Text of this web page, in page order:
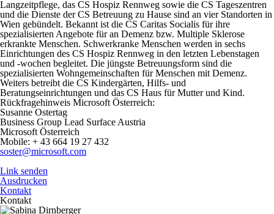
Langzeitpflege, das CS Hospiz Rennweg sowie die CS Tageszentren
und die Dienste der CS Betreuung zu Hause sind an vier Standorten in
Wien gebündelt. Bekannt ist die CS Caritas Socialis für ihre
spezialisierten Angebote für an Demenz bzw. Multiple Sklerose
erkrankte Menschen. Schwerkranke Menschen werden in sechs
Einrichtungen des CS Hospiz Rennweg in den letzten Lebenstagen
und -wochen begleitet. Die jüngste Betreuungsform sind die
spezialisierten Wohngemeinschaften für Menschen mit Demenz.
Weiters betreibt die CS Kindergärten, Hilfs- und
Beratungseinrichtungen und das CS Haus für Mutter und Kind.
Rückfragehinweis Microsoft Österreich:
Susanne Ostertag
Business Group Lead Surface Austria
Microsoft Österreich
Mobile: + 43 664 19 27 432
soster@microsoft.com
Link senden
Ausdrucken
Kontakt
Kontakt